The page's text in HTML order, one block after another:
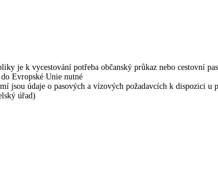
je k vycestování potřeba občanský průkaz nebo cestovní
Evropské Unie nutné
jsou údaje o pasových a vízových požadavcích k dispozici u
úřad)